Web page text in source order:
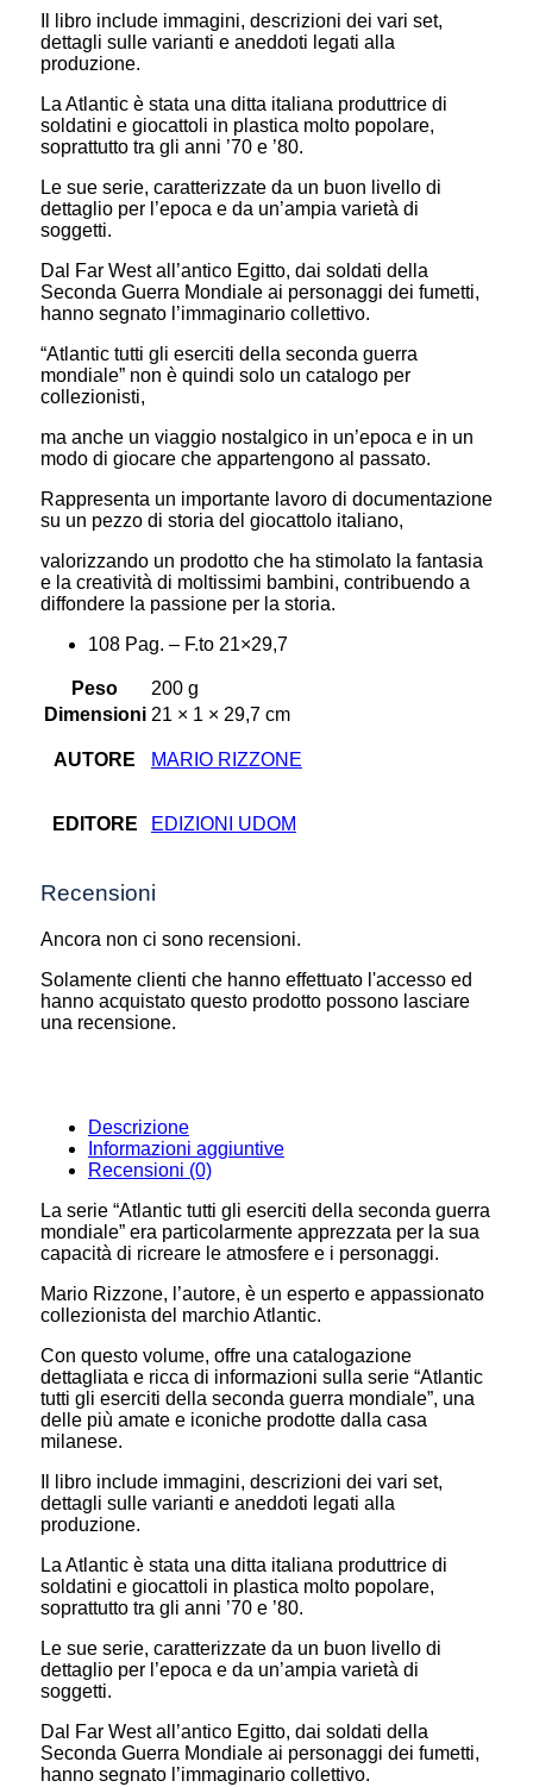
Il libro include immagini, descrizioni dei vari set,
dettagli sulle varianti e aneddoti legati alla
produzione.
La Atlantic è stata una ditta italiana produttrice di
soldatini e giocattoli in plastica molto popolare,
soprattutto tra gli anni ’70 e ’80.
Le sue serie, caratterizzate da un buon livello di
dettaglio per l’epoca e da un’ampia varietà di
soggetti.
Dal Far West all’antico Egitto, dai soldati della
Seconda Guerra Mondiale ai personaggi dei fumetti,
hanno segnato l’immaginario collettivo.
“Atlantic tutti gli eserciti della seconda guerra
mondiale” non è quindi solo un catalogo per
collezionisti,
ma anche un viaggio nostalgico in un’epoca e in un
modo di giocare che appartengono al passato.
Rappresenta un importante lavoro di documentazione
su un pezzo di storia del giocattolo italiano,
valorizzando un prodotto che ha stimolato la fantasia
e la creatività di moltissimi bambini, contribuendo a
diffondere la passione per la storia.
108 Pag. – F.to 21×29,7
Peso
200 g
Dimensioni 21 × 1 × 29,7 cm
AUTORE MARIO RIZZONE
EDITORE EDIZIONI UDOM
Recensioni
Ancora non ci sono recensioni.
Solamente clienti che hanno effettuato l'accesso ed
hanno acquistato questo prodotto possono lasciare
una recensione.
Descrizione
Informazioni aggiuntive
Recensioni (0)
La serie “Atlantic tutti gli eserciti della seconda guerra
mondiale” era particolarmente apprezzata per la sua
capacità di ricreare le atmosfere e i personaggi.
Mario Rizzone, l’autore, è un esperto e appassionato
collezionista del marchio Atlantic.
Con questo volume, offre una catalogazione
dettagliata e ricca di informazioni sulla serie “Atlantic
tutti gli eserciti della seconda guerra mondiale”, una
delle più amate e iconiche prodotte dalla casa
milanese.
Il libro include immagini, descrizioni dei vari set,
dettagli sulle varianti e aneddoti legati alla
produzione.
La Atlantic è stata una ditta italiana produttrice di
soldatini e giocattoli in plastica molto popolare,
soprattutto tra gli anni ’70 e ’80.
Le sue serie, caratterizzate da un buon livello di
dettaglio per l’epoca e da un’ampia varietà di
soggetti.
Dal Far West all’antico Egitto, dai soldati della
Seconda Guerra Mondiale ai personaggi dei fumetti,
hanno segnato l’immaginario collettivo.